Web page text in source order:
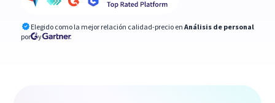
Elegido como la mejor relación calidad-precio en Análisis de personal
por
y